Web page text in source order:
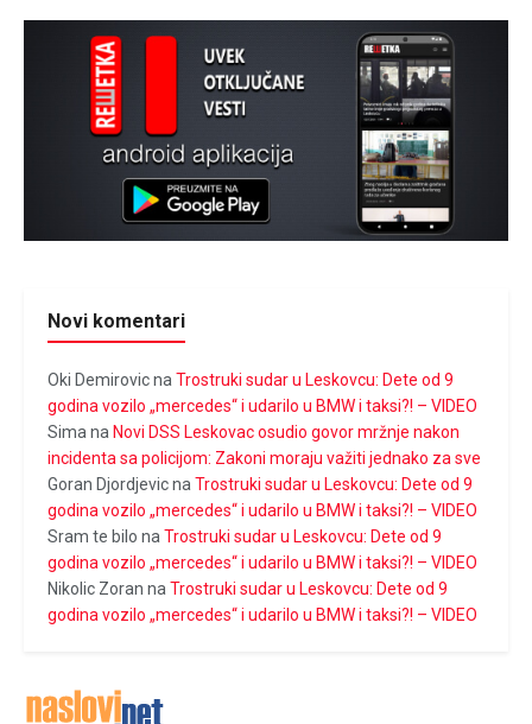
Novi komentari
Oki Demirovicna Trostruki sudar u Leskovcu: Dete od 9
godina vozilo „mercedes“ i udarilo u BMW i taksi?! – VIDEO
Sima na Novi DSS Leskovac osudio govor mržnje nakon
incidenta sa policijom: Zakoni moraju važiti jednako za sve
Goran Djordjevicna Trostruki sudar u Leskovcu: Dete od 9
godina vozilo „mercedes“ i udarilo u BMW i taksi?! – VIDEO
Sram te bilo na Trostruki sudar u Leskovcu: Dete od 9
godina vozilo „mercedes“ i udarilo u BMW i taksi?! – VIDEO
Nikolic Zoran na Trostruki sudar u Leskovcu: Dete od 9
godina vozilo „mercedes“ i udarilo u BMW i taksi?! – VIDEO